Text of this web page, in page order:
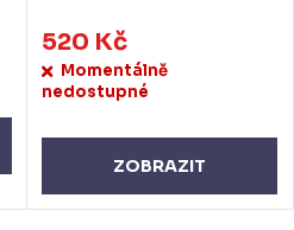
520 Kč
Momentálně
nedostupné
ZOBRAZIT